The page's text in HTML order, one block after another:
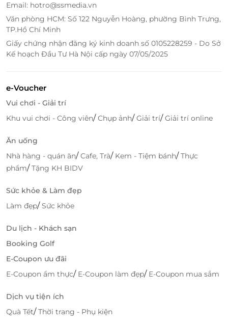
Trải Nghiệm Dịch Vụ Đẳng Cấp
Một kỳ nghỉ tại Sơn Trà Resort & Spa không chỉ là sự
hòa mình vào thiên nhiên mà còn là cơ hội để bạn
trải nghiệm những dịch vụ đẳng cấp. Những tiện ích
nổi bật như Nhà Hàng & Quầy Bar, Hồ Bơi ngoài trời
rộng lớn, Spa & Mát-Xa thư giãn, hay tham gia các
hoạt động thể thao biển sôi động như Bóng Chuyền
Bãi Biển, Chèo Thuyền Kayak, Lặn với ống thở… tất cả
đều có sẵn tại khu nghỉ dưỡng.
Ngoài ra, bạn cũng có thể tham gia vào Lớp Học Nấu
miền, hoặc trải nghiệm một ngày thư giãn với Câu
Cá trên biển, tận hưởng không khí mát mẻ và yên
tĩnh của thiên nhiên xung quanh.
Email: hotro@ssmedia.vn
Văn phòng HCM: Số 122 Nguyễn Hoàng, phường Bình Trưng,
TP.Hồ Chí Minh
Giấy chứng nhận đăng ký kinh doanh số 0105228259 - Do Sở
Kế hoạch Đầu Tư Hà Nội cấp ngày 07/05/2025
e-Voucher
Vui chơi - Giải trí
Khu vui chơi - Công viên/Chụp ảnh/Giải trí/Giải trí online
Ăn uống
Nhà hàng - quán ăn/Cafe, Trà/ Kem - Tiệm bánh/Thực
phẩm/Tặng KH BIDV
Sức khỏe & Làm đẹp
Làm đẹp/Sức khỏe
Du lịch - Khách sạn
Booking Golf
E-Coupon ưu đãi
E-Coupon ẩm thực/ E-Coupon làm đẹp/ E-Coupon mua sắm
Dịch vụ tiện ích
Quà Tết/Thời trang - Phụ kiện